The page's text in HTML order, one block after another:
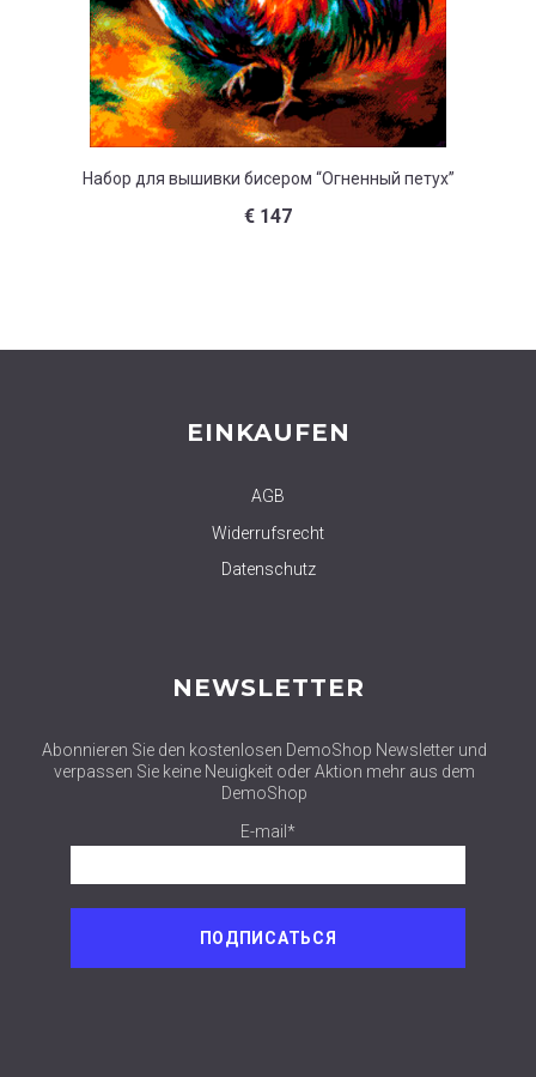
Набор для вышивки бисером “Огненный петух”
€ 147
EINKAUFEN
AGB
Widerrufsrecht
Datenschutz
NEWSLETTER
Abonnieren Sie den kostenlosen DemoShop Newsletter und
verpassen Sie keine Neuigkeit oder Aktion mehr aus dem
DemoShop
E-mail*